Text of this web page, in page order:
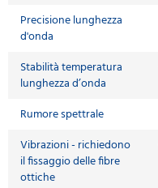
Precisione lunghezza
d'onda
Stabilità temperatura
lunghezza d’onda
Rumore spettrale
Vibrazioni - richiedono
il fissaggio delle fibre
ottiche